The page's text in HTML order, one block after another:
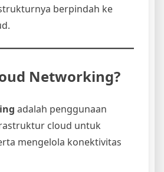
berpindah ke
Networking?
adalah penggunaan
cloud untuk
mengelola konektivitas